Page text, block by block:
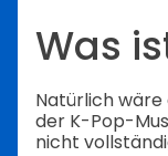
Was
Natürlich wäre
der K-Pop-
nicht